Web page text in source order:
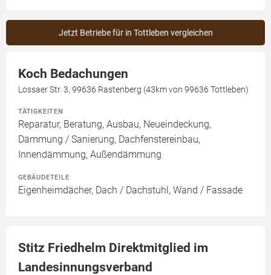
Jetzt Betriebe für in Tottleben vergleichen
Koch Bedachungen
Lossaer Str. 3, 99636 Rastenberg (43km von 99636 Tottleben)
TÄTIGKEITEN
Reparatur, Beratung, Ausbau, Neueindeckung,
Dämmung / Sanierung, Dachfenstereinbau,
Innendämmung, Außendämmung
GEBÄUDETEILE
Eigenheimdächer, Dach / Dachstuhl, Wand / Fassade
Stitz Friedhelm Direktmitglied im
Landesinnungsverband